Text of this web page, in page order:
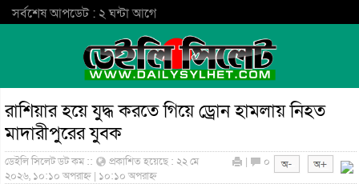
সর্বশেষ আপডেট : ২ ঘন্টা আগে
রাশিয়ার হয়ে যুদ্ধ করতে গিয়ে ড্রোন হামলায় নিহত
মাদারীপুরের যুবক
ডেইলি সিলেট ডট কম ::
প্রকাশিত হয়েছে : ২২ মে
২০২৬, ১০:১০ অপরাহ্ন | ১০:১০ অপরাহ্ন
| ০